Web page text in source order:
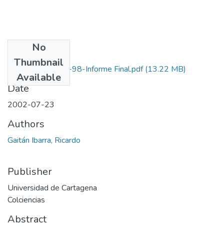
No
Thumbnail
Available
1107-09-241-98-Informe Final.pdf(13.22 MB)
Date
2002-07-23
Authors
Gaitán Ibarra, Ricardo
Publisher
Universidad de Cartagena
Colciencias
Abstract